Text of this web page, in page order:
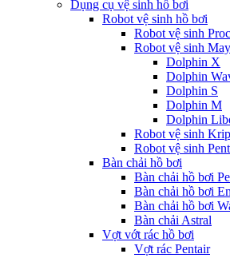
Dụng cụ vệ sinh hồ bơi
Robot vệ sinh hồ bơi
Robot vệ sinh
Robot vệ sinh
Dolphin X
Dolphin
Dolphin S
Dolphin M
Dolphin
Robot vệ sinh
Robot vệ sinh
Bàn chải hồ bơi
Bàn chải hồ bơi
Bàn chải hồ bơi
Bàn chải hồ bơi
Bàn chải Astral
Vợt vớt rác hồ bơi
Vợt rác Pentair